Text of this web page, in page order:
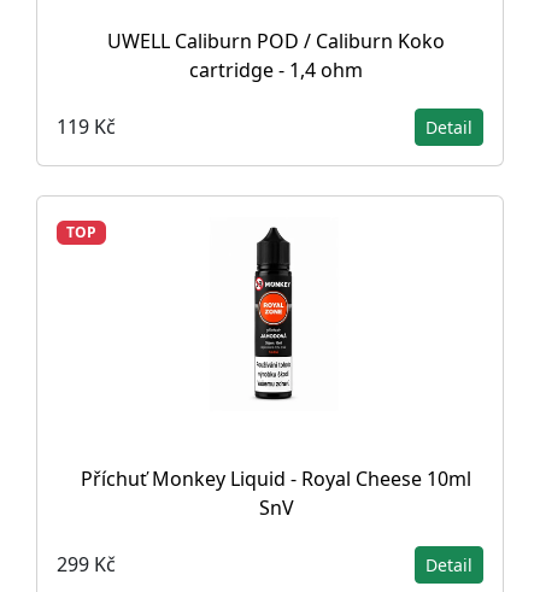
UWELL Caliburn POD / Caliburn Koko
cartridge - 1,4 ohm
119 Kč Detail
TOP
Příchuť Monkey Liquid - Royal Cheese 10ml
SnV
299 Kč Detail